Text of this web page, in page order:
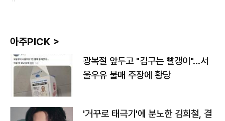
아주PICK >
광복절 앞두고 "김구는 빨갱이"…서
울우유 불매 주장에 황당
'거꾸로 태극기'에 분노한 김희철, 결